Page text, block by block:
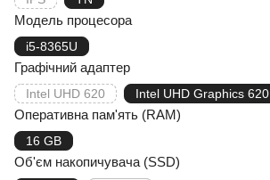
Модель процесора
i5-8365U
Графічний адаптер
Intel UHD 620 Intel UHD Graphics 620
Оперативна пам'ять (RAM)
16 GB
Об'єм накопичувача (SSD)